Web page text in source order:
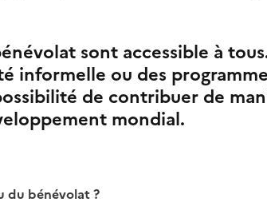
sont accessible à
informelle ou des
de contribuer de
mondial.
du bénévolat ?